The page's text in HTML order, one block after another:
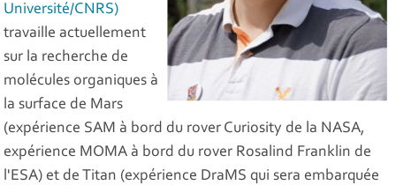
Université/CNRS)
travaille actuellement
sur la recherche de
molécules organiques à
la surface de Mars
(expérience SAM à bord du rover Curiosity de la NASA,
expérience MOMA à bord du rover Rosalind Franklin de
l'ESA) et de Titan (expérience DraMS qui sera embarquée